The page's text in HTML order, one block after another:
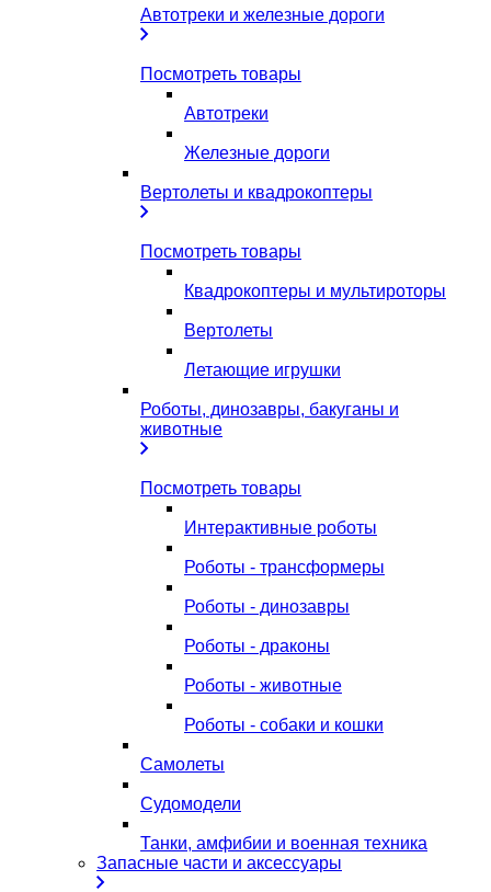
Автотреки и железные дороги
Посмотреть товары
Автотреки
Железные дороги
Вертолеты и квадрокоптеры
Посмотреть товары
Квадрокоптеры и мультироторы
Вертолеты
Летающие игрушки
Роботы, динозавры, бакуганы и
животные
Посмотреть товары
Интерактивные роботы
Роботы - трансформеры
Роботы - динозавры
Роботы - драконы
Роботы - животные
Роботы - собаки и кошки
Самолеты
Судомодели
Танки, амфибии и военная техника
Запасные части и аксессуары